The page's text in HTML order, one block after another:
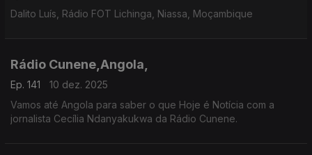
Dalito Luís, Rádio FOT Lichinga, Niassa, Moçambique
Rádio Cunene,Angola,
Ep. 141
10 dez. 2025
Vamos até Angola para saber o que Hoje é Notícia com a
jornalista Cecília Ndanyakukwa da Rádio Cunene.